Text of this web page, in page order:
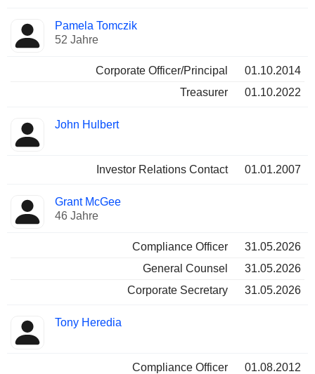
Pamela Tomczik
52 Jahre
Corporate Officer/Principal
01.10.2014
Treasurer
01.10.2022
John Hulbert
Investor Relations Contact 01.01.2007
Grant McGee
46 Jahre
Compliance Officer
31.05.2026
General Counsel
31.05.2026
Corporate Secretary
31.05.2026
Tony Heredia
Compliance Officer 01.08.2012